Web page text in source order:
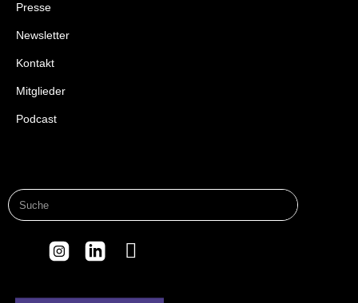
Presse
Newsletter
Kontakt
Mitglieder
Podcast